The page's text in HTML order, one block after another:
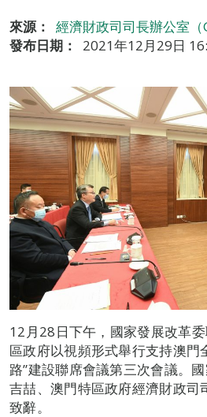
來源：
經濟財政司司長辦公室（
發布日期：
2021年12月29日
12月28日下午，國家發展改革
區政府以視頻形式舉行支持澳門
路”建設聯席會議第三次會議。
吉喆、澳門特區政府經濟財政司
致辭。